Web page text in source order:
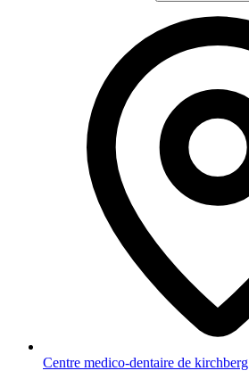
Centre medico-dentaire de kirchberg